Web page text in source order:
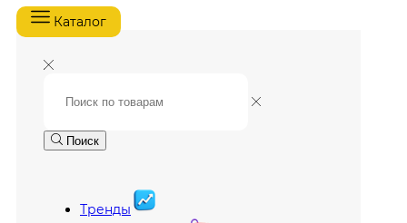
Каталог
Поиск
Тренды